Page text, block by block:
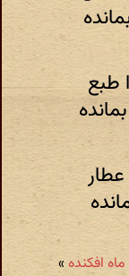
طبع
»